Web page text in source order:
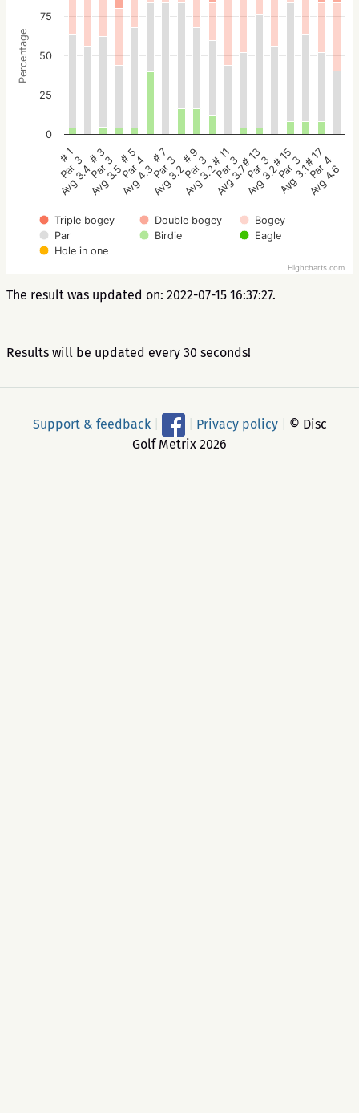
Percentage
Triple bogey Double bogey
Bogey
Par
Birdie
Eagle
Hole in one
# 1
Par 3
Avg 3.4
# 3
Par 3
Avg 3.5
# 5
Par 4
Avg 4.3
# 7
Par 3
Avg 3.2
# 9
Par 3
Avg 3.2
# 11
Par 3
Avg 3.7
# 13
Par 3
Avg 3.2
# 15
Par 3
Avg 3.1
# 17
Par 4
Avg 4.6
0
25
50
75
Highcharts.com
The result was updated on: 2022-07-15 16:37:27.
Results will be updated every 30 seconds!
Support & feedback Privacy policy
© Disc
Golf Metrix 2026